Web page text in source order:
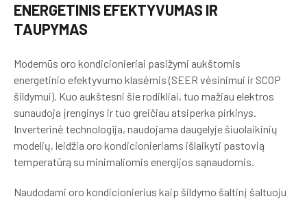
ENERGETINIS EFEKTYVUMAS IR
TAUPYMAS
Modernūs oro kondicionieriai pasižymi aukštomis
energetinio efektyvumo klasėmis (SEER vėsinimui ir SCOP
šildymui). Kuo aukštesni šie rodikliai, tuo mažiau elektros
sunaudoja įrenginys ir tuo greičiau atsiperka pirkinys.
Inverterinė technologija, naudojama daugelyje šiuolaikinių
modelių, leidžia oro kondicionieriams išlaikyti pastovią
temperatūrą su minimaliomis energijos sąnaudomis.
Naudodami oro kondicionierius kaip šildymo šaltinį šaltuoju